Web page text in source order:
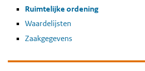
Ruimtelijke ordening
Waardelijsten
Zaakgegevens